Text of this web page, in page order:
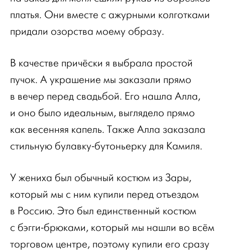
платья. Они вместе с ажурными колготками
придали озорства моему образу.
В качестве причёски я выбрала простой
пучок. А украшение мы заказали прямо
в вечер перед свадьбой. Его нашла Алла,
и оно было идеальным, выглядело прямо
как весенняя капель. Также Алла заказала
стильную булавку-бутоньерку для Камиля.
У жениха был обычный костюм из Зары,
который мы с ним купили перед отъездом
в Россию. Это был единственный костюм
с бэгги-брюками, который мы нашли во всём
торговом центре, поэтому купили его сразу